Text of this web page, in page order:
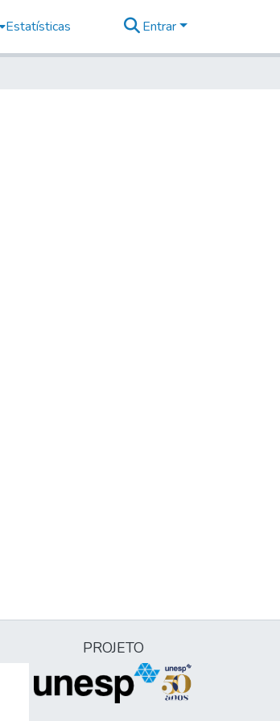
Estatísticas Entrar
PROJETO